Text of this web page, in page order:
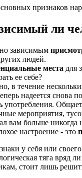
признаков
ли
зависимым
людей.
места для
ее себе?
в течение
надеется снова
употребления.
мероприятия,
вам больше никогда
настроение - это
у себя или своего
тяга вряд
стоит лишь